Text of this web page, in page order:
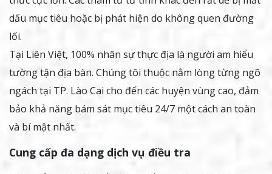
dấu mục tiêu hoặc bị phát hiện do không quen đường
lối.
Tại Liên Việt, 100% nhân sự thực địa là người am hiểu
tường tận địa bàn. Chúng tôi thuộc nằm lòng từng ngõ
ngách tại TP. Lào Cai cho đến các huyện vùng cao, đảm
bảo khả năng bám sát mục tiêu 24/7 một cách an toàn
và bí mật nhất.
Cung cấp đa dạng dịch vụ điều tra